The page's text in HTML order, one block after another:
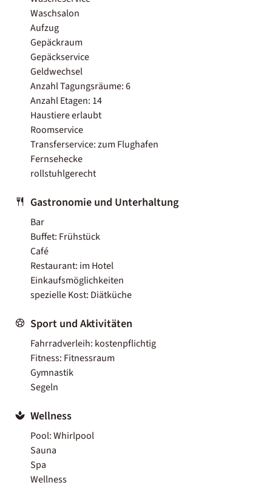
Waschsalon
Aufzug
Gepäckraum
Gepäckservice
Geldwechsel
Anzahl Tagungsräume: 6
Anzahl Etagen: 14
Haustiere erlaubt
Roomservice
Transferservice: zum Flughafen
Fernsehecke
rollstuhlgerecht
Gastronomie und Unterhaltung
Bar
Buffet: Frühstück
Café
Restaurant: im Hotel
Einkaufsmöglichkeiten
spezielle Kost: Diätküche
Sport und Aktivitäten
Fahrradverleih: kostenpflichtig
Fitness: Fitnessraum
Gymnastik
Segeln
Wellness
Pool: Whirlpool
Sauna
Spa
Wellness